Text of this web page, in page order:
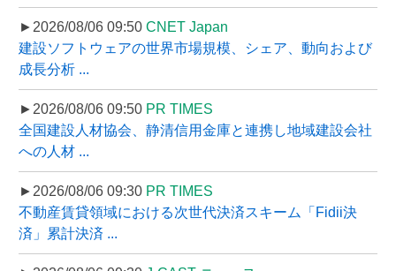
►2026/08/06 09:50 CNET Japan
建設ソフトウェアの世界市場規模、シェア、動向および
成長分析 ...
►2026/08/06 09:50 PR TIMES
全国建設人材協会、静清信用金庫と連携し地域建設会社
への人材 ...
►2026/08/06 09:30 PR TIMES
不動産賃貸領域における次世代決済スキーム「Fidii決
済」累計決済 ...